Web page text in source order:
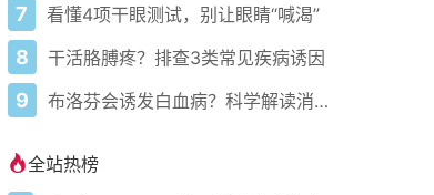
7 看懂4项干眼测试，别让眼睛“喊渴”
8 干活胳膊疼？排查3类常见疾病诱因
9 布洛芬会诱发白血病？科学解读消疑虑
全站热榜